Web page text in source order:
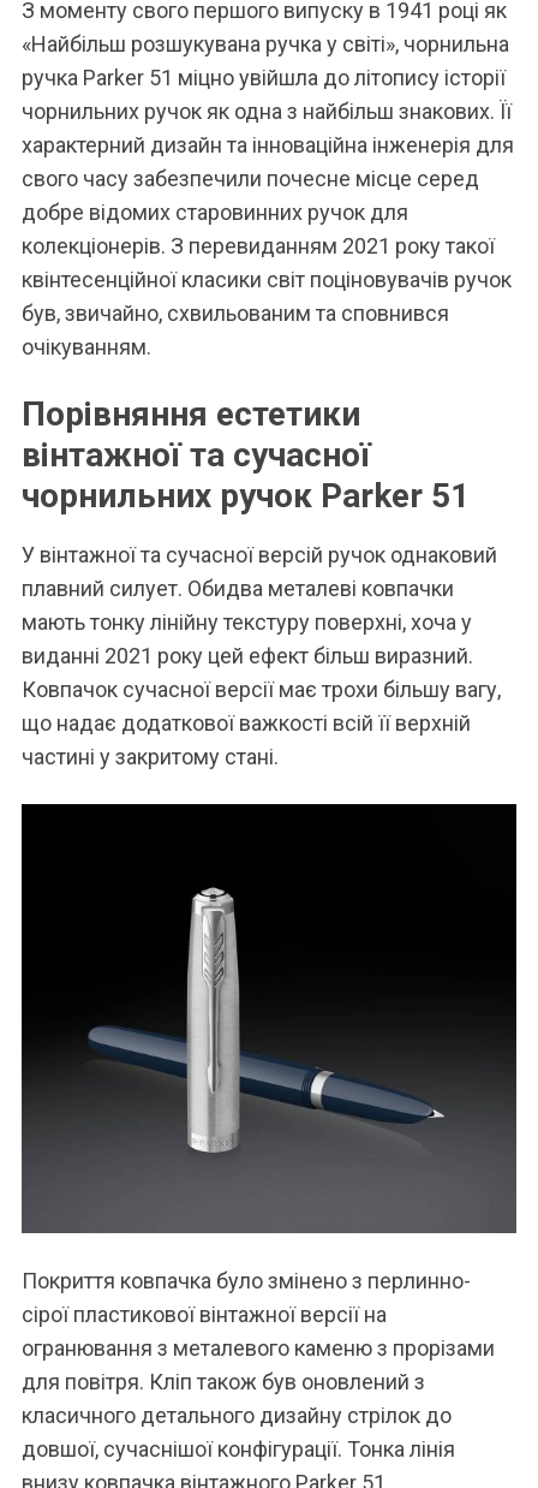
З моменту свого першого випуску в 1941 році як
«Найбільш розшукувана ручка у світі», чорнильна
ручка Parker 51 міцно увійшла до літопису історії
чорнильних ручок як одна з найбільш знакових. Її
характерний дизайн та інноваційна інженерія для
свого часу забезпечили почесне місце серед
добре відомих старовинних ручок для
колекціонерів. З перевиданням 2021 року такої
квінтесенційної класики світ поціновувачів ручок
був, звичайно, схвильованим та сповнився
очікуванням.
Порівняння естетики
вінтажної та сучасної
чорнильних ручок Parker 51
У вінтажної та сучасної версій ручок однаковий
плавний силует. Обидва металеві ковпачки
мають тонку лінійну текстуру поверхні, хоча у
виданні 2021 року цей ефект більш виразний.
Ковпачок сучасної версії має трохи більшу вагу,
що надає додаткової важкості всій її верхній
частині у закритому стані.
Покриття ковпачка було змінено з перлинно-
сірої пластикової вінтажної версії на
огранювання з металевого каменю з прорізами
для повітря. Кліп також був оновлений з
класичного детального дизайну стрілок до
довшої, сучаснішої конфігурації. Тонка лінія
внизу ковпачка вінтажного Parker 51